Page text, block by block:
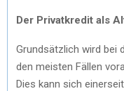
Der Privatkredit als
Grundsätzlich wird bei
den meisten Fällen
Dies kann sich